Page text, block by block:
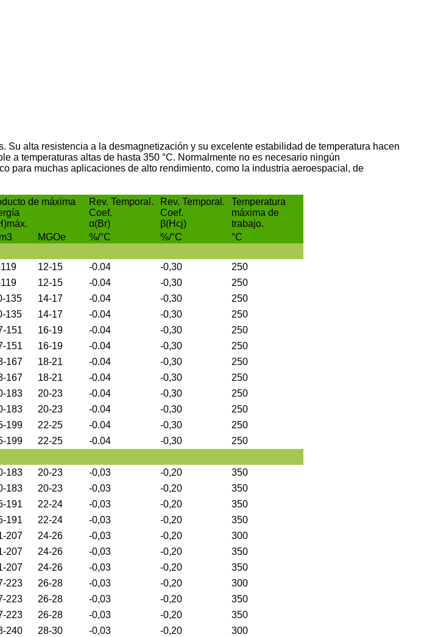
alta resistencia a la desmagnetización y su excelente estabilidad de temperatura hacen
a temperaturas altas de hasta 350 °C. Normalmente no es necesario ningún
para muchas aplicaciones de alto rendimiento, como la industria aeroespacial, de
de máxima
Rev. Temporal.
Coef.
α(Br)
Rev. Temporal.
Coef.
β(Hcj)
Temperatura
máxima de
trabajo.
MGOe %/°C %/°C
°C
12-15 -0.04 -0,30
250
12-15 -0.04 -0,30
250
135 14-17 -0.04 -0,30
250
135 14-17 -0.04 -0,30
250
151 16-19 -0.04 -0,30
250
151 16-19 -0.04 -0,30
250
167 18-21 -0.04 -0,30
250
167 18-21 -0.04 -0,30
250
183 20-23 -0.04 -0,30
250
183 20-23 -0.04 -0,30
250
199 22-25 -0.04 -0,30
250
199 22-25 -0.04 -0,30
250
183 20-23 -0,03 -0,20
350
183 20-23 -0,03 -0,20
350
191 22-24 -0,03 -0,20
350
191 22-24 -0,03 -0,20
350
207 24-26 -0,03 -0,20
300
207 24-26 -0,03 -0,20
350
207 24-26 -0,03 -0,20
350
223 26-28 -0,03 -0,20
300
223 26-28 -0,03 -0,20
350
223 26-28 -0,03 -0,20
350
240 28-30 -0,03 -0,20
300